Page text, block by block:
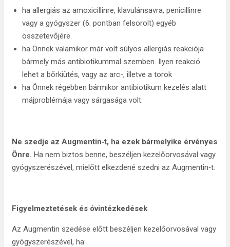
ha allergiás az amoxicillinre, klavulánsavra, penicillinre
vagy a gyógyszer (6. pontban felsorolt) egyéb
összetevőjére.
ha Önnek valamikor már volt súlyos allergiás reakciója
bármely más antibiotikummal szemben. Ilyen reakció
lehet a bőrkiütés, vagy az arc-, illetve a torok
ha Önnek régebben bármikor antibiotikum kezelés alatt
májproblémája vagy sárgasága volt.
Ne szedje az Augmentin‑t, ha ezek bármelyike érvényes
Önre. Ha nem biztos benne, beszéljen kezelőorvosával vagy
gyógyszerészével, mielőtt elkezdené szedni az Augmentin‑t.
Figyelmeztetések és óvintézkedések
Az Augmentin szedése előtt beszéljen kezelőorvosával vagy
gyógyszerészével, ha: